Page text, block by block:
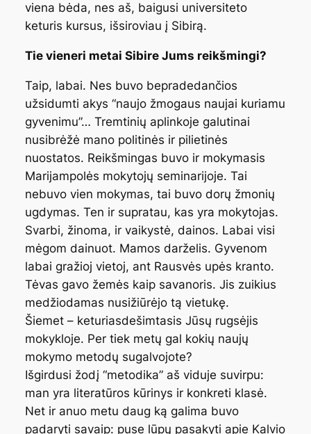
viena bėda, nes aš, baigusi universiteto
keturis kursus, išsiroviau į Sibirą.
Tie vieneri metai Sibire Jums reikšmingi?
Taip, labai. Nes buvo bepradedančios
užsidumti akys “naujo žmogaus naujai kuriamu
gyvenimu”… Tremtinių aplinkoje galutinai
nusibrėžė mano politinės ir pilietinės
nuostatos. Reikšmingas buvo ir mokymasis
Marijampolės mokytojų seminarijoje. Tai
nebuvo vien mokymas, tai buvo dorų žmonių
ugdymas. Ten ir supratau, kas yra mokytojas.
Svarbi, žinoma, ir vaikystė, dainos. Labai visi
mėgom dainuot. Mamos darželis. Gyvenom
labai gražioj vietoj, ant Rausvės upės kranto.
Tėvas gavo žemės kaip savanoris. Jis zuikius
medžiodamas nusižiūrėjo tą vietukę.
Šiemet – keturiasdešimtasis Jūsų rugsėjis
mokykloje. Per tiek metų gal kokių naujų
mokymo metodų sugalvojote?
Išgirdusi žodį “metodika” aš viduje suvirpu:
man yra literatūros kūrinys ir konkreti klasė.
Net ir anuo metu daug ką galima buvo
padaryti savaip: puse lūpų pasakyti apie Kalvio